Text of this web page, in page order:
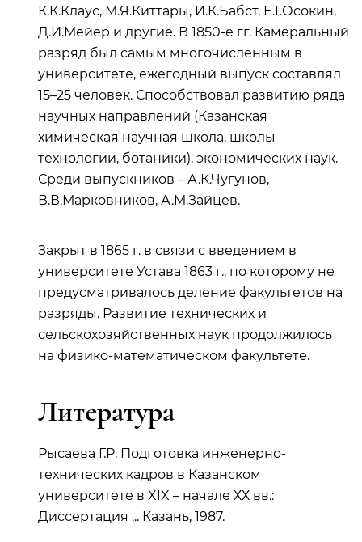
К.К.Клаус, М.Я.Киттары, И.К.Бабст, Е.Г.Осокин,
Д.И.Мейер и другие. В 1850-е гг. Камеральный
разряд был самым многочисленным в
университете, ежегодный выпуск составлял
15–25 человек. Способствовал развитию ряда
научных направлений (Казанская
химическая научная школа, школы
технологии, ботаники), экономических наук.
Среди выпускников – А.К.Чугунов,
В.В.Марковников, А.М.Зайцев.
Закрыт в 1865 г. в связи с введением в
университете Устава 1863 г., по которому не
предусматривалось деление факультетов на
разряды. Развитие технических и
сельскохозяйственных наук продолжилось
на физико-математическом факультете.
Литература
Рысаева Г.Р. Подготовка инженерно-
технических кадров в Казанском
университете в XIX – начале ХХ вв.:
Диссертация ... Казань, 1987.